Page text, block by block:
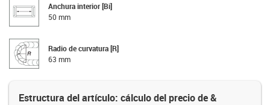
Anchura interior [Bi]
50 mm
Radio de curvatura [R]
63 mm
Estructura del artículo: cálculo del precio de &